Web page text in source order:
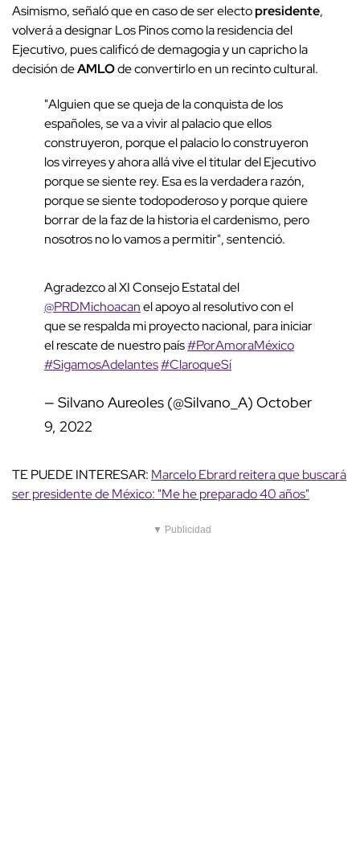
Asimismo, señaló que en caso de ser electopresidente,
volverá a designar Los Pinos como la residencia del
Ejecutivo, pues calificó de demagogia y un capricho la
decisión deAMLOde convertirlo en un recinto cultural.
"Alguien que se queja de la conquista de los
españoles, se va a vivir al palacio que ellos
construyeron, porque el palacio lo construyeron
los virreyes y ahora allá vive el titular del Ejecutivo
porque se siente rey. Esa es la verdadera razón,
porque se siente todopoderoso y porque quiere
borrar de la faz de la historia el cardenismo, pero
nosotros no lo vamos a permitir", sentenció.
Agradezco al XI Consejo Estatal del
@PRDMichoacanel apoyo al resolutivo con el
que se respalda mi proyecto nacional, para iniciar
el rescate de nuestro país#PorAmoraMéxico
#SigamosAdelantes#ClaroqueSí
— Silvano Aureoles (@Silvano_A) October
9, 2022
TE PUEDE INTERESAR: Marcelo Ebrard reitera que buscará
ser presidente de México: "Me he preparado 40 años"
▼ Publicidad